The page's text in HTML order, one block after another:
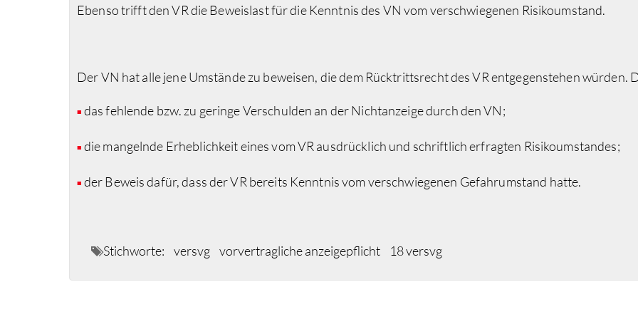
Ebenso trifft den VR die Beweislast für die Kenntnis des VN vom verschwiegenen Risikoumstand.
Der VN hat alle jene Umstände zu beweisen, die dem Rücktrittsrecht des VR entgegenstehen würden.
■ das fehlende bzw. zu geringe Verschulden an der Nichtanzeige durch den VN;
■ die mangelnde Erheblichkeit eines vom VR ausdrücklich und schriftlich erfragten Risikoumstandes;
■ der Beweis dafür, dass der VR bereits Kenntnis vom verschwiegenen Gefahrumstand hatte.
Stichworte: versvg vorvertragliche anzeigepflicht 18 versvg